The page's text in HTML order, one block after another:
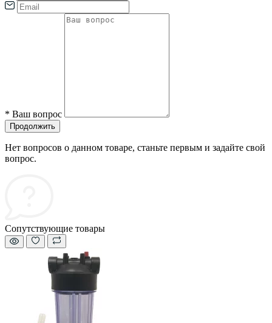
* Ваш вопрос
Продолжить
Нет вопросов о данном товаре, станьте первым и задайте свой
вопрос.
Сопутствующие товары